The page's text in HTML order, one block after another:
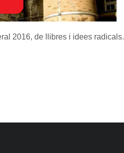
2016, de llibres i idees